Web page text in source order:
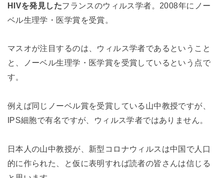
HIVを発見したフランスのウィルス学者。2008年にノー
ベル生理学・医学賞を受賞。
マスオが注目するのは、ウィルス学者であるということ
と、ノーベル生理学・医学賞を受賞しているという点で
す。
例えば同じノーベル賞を受賞している山中教授ですが、
IPS細胞で有名ですが、ウィルス学者ではありません。
日本人の山中教授が、新型コロナウィルスは中国で人口
的に作られた、と仮に表明すれば読者の皆さんは信じる